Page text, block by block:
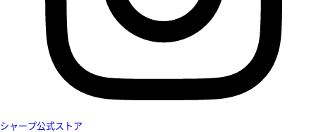
シャープ公式ストア